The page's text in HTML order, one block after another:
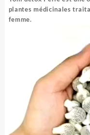
était :
est :
plantes médicinales
femme.